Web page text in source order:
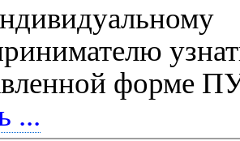
форме
...